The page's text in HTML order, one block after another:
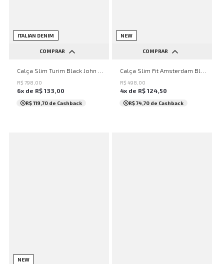
NEW
ITALIAN DENIM
COMPRAR
38 40 42 44 46
R$ 798 00
6x de R$ 133 00
R$ 119,70 de Cashback
NEW
COMPRAR
38 40 42 44 46
R$ 498 00
4x de R$ 124 50
R$ 74,70 de Cashback
NEW